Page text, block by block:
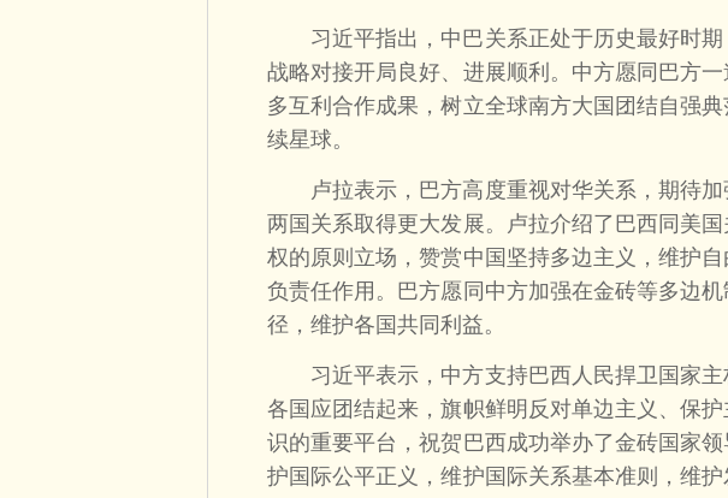
习近平指出，中巴关系正处于历史最好时期
战略对接开局良好、进展顺利。中方愿同巴方
多互利合作成果，树立全球南方大国团结自强
续星球。
卢拉表示，巴方高度重视对华关系，期待加
两国关系取得更大发展。卢拉介绍了巴西同美
权的原则立场，赞赏中国坚持多边主义，维护
负责任作用。巴方愿同中方加强在金砖等多边
径，维护各国共同利益。
习近平表示，中方支持巴西人民捍卫国家主
各国应团结起来，旗帜鲜明反对单边主义、保
识的重要平台，祝贺巴西成功举办了金砖国家
护国际公平正义，维护国际关系基本准则，维